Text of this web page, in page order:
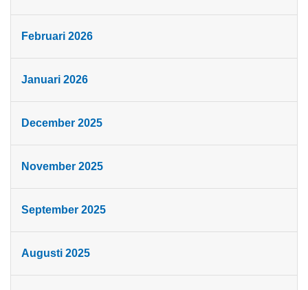
Februari 2026
Januari 2026
December 2025
November 2025
September 2025
Augusti 2025